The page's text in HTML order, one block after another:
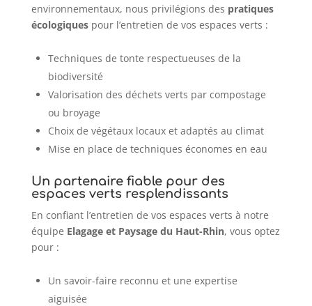
environnementaux, nous privilégions des pratiques
écologiquespour l’entretien de vos espaces verts :
Techniques de tonte respectueuses de la
biodiversité
Valorisation des déchets verts par compostage
ou broyage
Choix de végétaux locaux et adaptés au climat
Mise en place de techniques économes en eau
Un partenaire fiable pour des
espaces verts resplendissants
En confiant l’entretien de vos espaces verts à notre
équipe Elagage et Paysage du Haut-Rhin, vous optez
pour :
Un savoir-faire reconnu et une expertise
aiguisée